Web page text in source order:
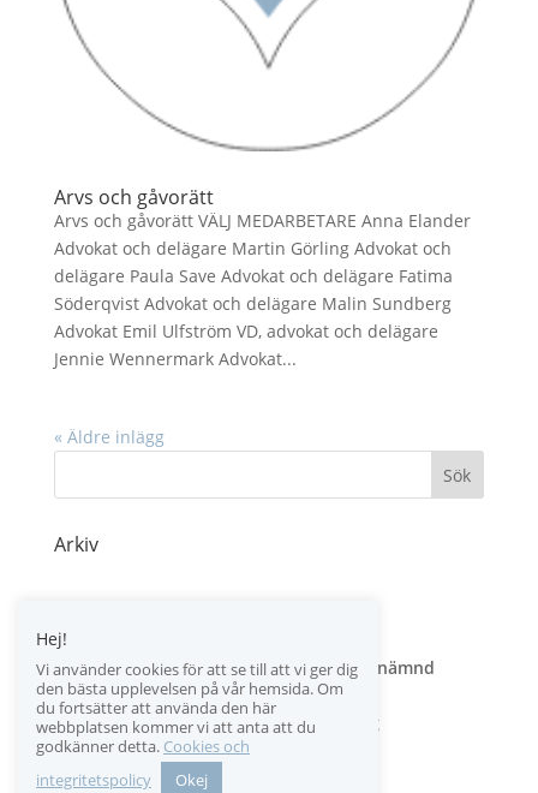
Arvs och gåvorätt
Arvs och gåvorätt VÄLJ MEDARBETARE Anna Elander
Advokat och delägare Martin Görling Advokat och
delägare Paula Save Advokat och delägare Fatima
Söderqvist Advokat och delägare Malin Sundberg
Advokat Emil Ulfström VD, advokat och delägare
Jennie Wennermark Advokat...
« Äldre inlägg
Arkiv
Advokatsamfundets konsumenttvistnämnd
Allmänna villkor
GDPR – dataskyddsförordning
Cookies och integritetspolicy
Hej!
Vi använder cookies för att se till att vi ger dig
den bästa upplevelsen på vår hemsida. Om
du fortsätter att använda den här
webbplatsen kommer vi att anta att du
godkänner detta. Cookies och
integritetspolicy
Okej